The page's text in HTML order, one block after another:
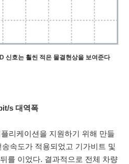
신호는 훨씬 적은 물결현상을 보여준다
s 대역폭
리케이션을 지원하기 위해 만들
속도가 적용되었고 기가비트 및
를 이었다. 결과적으로 전체 차량